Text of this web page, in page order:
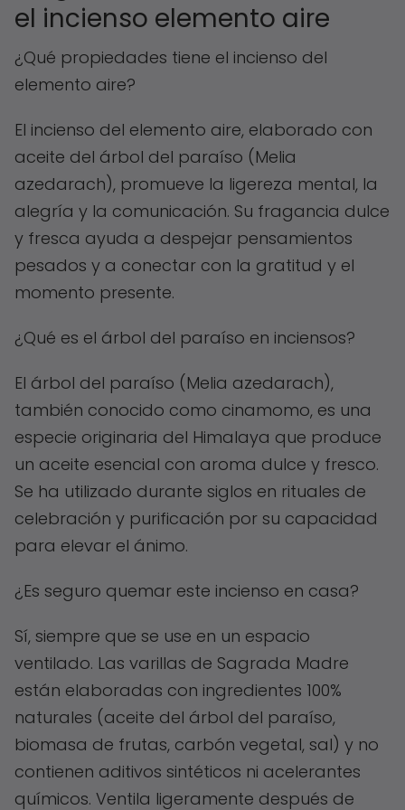
el incienso elemento aire
¿Qué propiedades tiene el incienso del
elemento aire?
El incienso del elemento aire, elaborado con
aceite del árbol del paraíso (Melia
azedarach), promueve la ligereza mental, la
alegría y la comunicación. Su fragancia dulce
y fresca ayuda a despejar pensamientos
pesados y a conectar con la gratitud y el
momento presente.
¿Qué es el árbol del paraíso en inciensos?
El árbol del paraíso (Melia azedarach),
también conocido como cinamomo, es una
especie originaria del Himalaya que produce
un aceite esencial con aroma dulce y fresco.
Se ha utilizado durante siglos en rituales de
celebración y purificación por su capacidad
para elevar el ánimo.
¿Es seguro quemar este incienso en casa?
Sí, siempre que se use en un espacio
ventilado. Las varillas de Sagrada Madre
están elaboradas con ingredientes 100%
naturales (aceite del árbol del paraíso,
biomasa de frutas, carbón vegetal, sal) y no
contienen aditivos sintéticos ni acelerantes
químicos. Ventila ligeramente después de